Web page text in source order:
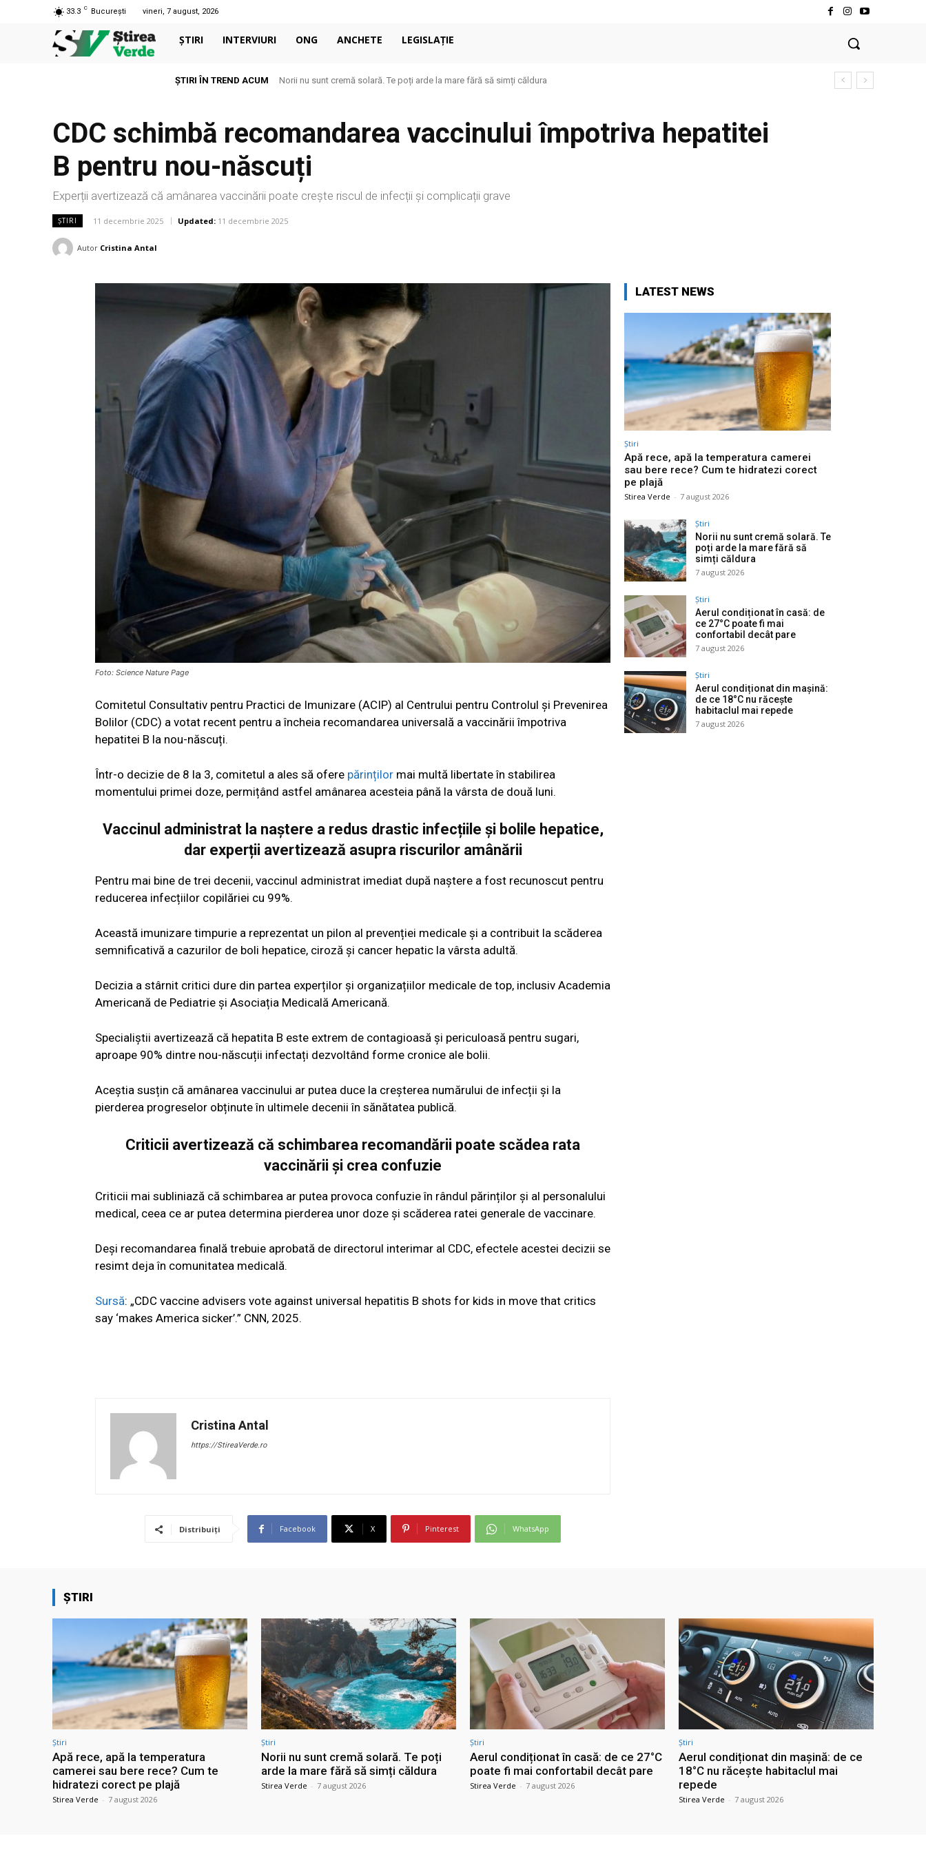
33.3 C București vineri, 7 august, 2026
ȘTIRI INTERVIURI ONG ANCHETE LEGISLAȚIE
ȘTIRI ÎN TREND ACUM Norii nu sunt cremă solară. Te poți arde la mare fără să simți căldura
CDC schimbă recomandarea vaccinului împotriva hepatitei
B pentru nou-născuți
Experții avertizează că amânarea vaccinării poate crește riscul de infecții și complicații grave
ȘTIRI 11 decembrie 2025 Updated: 11 decembrie 2025
Autor Cristina Antal
Foto: Science Nature Page
Comitetul Consultativ pentru Practici de Imunizare (ACIP) al Centrului pentru Controlul și Prevenirea
Bolilor (CDC) a votat recent pentru a încheia recomandarea universală a vaccinării împotriva
hepatitei B la nou-născuți.
Într-o decizie de 8 la 3, comitetul a ales să ofere părinților mai multă libertate în stabilirea
momentului primei doze, permițând astfel amânarea acesteia până la vârsta de două luni.
Vaccinul administrat la naștere a redus drastic infecțiile și bolile hepatice,
dar experții avertizează asupra riscurilor amânării
Pentru mai bine de trei decenii, vaccinul administrat imediat după naștere a fost recunoscut pentru
reducerea infecțiilor copilăriei cu 99%.
Această imunizare timpurie a reprezentat un pilon al prevenției medicale și a contribuit la scăderea
semnificativă a cazurilor de boli hepatice, ciroză și cancer hepatic la vârsta adultă.
Decizia a stârnit critici dure din partea experților și organizațiilor medicale de top, inclusiv Academia
Americană de Pediatrie și Asociația Medicală Americană.
Specialiștii avertizează că hepatita B este extrem de contagioasă și periculoasă pentru sugari,
aproape 90% dintre nou-născuții infectați dezvoltând forme cronice ale bolii.
Aceștia susțin că amânarea vaccinului ar putea duce la creșterea numărului de infecții și la
pierderea progreselor obținute în ultimele decenii în sănătatea publică.
Criticii avertizează că schimbarea recomandării poate scădea rata
vaccinării și crea confuzie
Criticii mai subliniază că schimbarea ar putea provoca confuzie în rândul părinților și al personalului
medical, ceea ce ar putea determina pierderea unor doze și scăderea ratei generale de vaccinare.
Deși recomandarea finală trebuie aprobată de directorul interimar al CDC, efectele acestei decizii se
resimt deja în comunitatea medicală.
Sursă: „CDC vaccine advisers vote against universal hepatitis B shots for kids in move that critics
say ‘makes America sicker’.” CNN, 2025.
Cristina Antal
https://StireaVerde.ro
Distribuiți Facebook X Pinterest WhatsApp
LATEST NEWS
Știri
Apă rece, apă la temperatura camerei
sau bere rece? Cum te hidratezi corect
pe plajă
Stirea Verde - 7 august 2026
Știri
Norii nu sunt cremă solară. Te
poți arde la mare fără să
simți căldura
7 august 2026
Știri
Aerul condiționat în casă: de
ce 27°C poate fi mai
confortabil decât pare
7 august 2026
Știri
Aerul condiționat din mașină:
de ce 18°C nu răcește
habitaclul mai repede
7 august 2026
ȘTIRI
Știri
Apă rece, apă la temperatura
camerei sau bere rece? Cum te
hidratezi corect pe plajă
Stirea Verde - 7 august 2026
Știri
Norii nu sunt cremă solară. Te poți
arde la mare fără să simți căldura
Stirea Verde - 7 august 2026
Știri
Aerul condiționat în casă: de ce 27°C
poate fi mai confortabil decât pare
Stirea Verde - 7 august 2026
Știri
Aerul condiționat din mașină: de ce
18°C nu răcește habitaclul mai
repede
Stirea Verde - 7 august 2026